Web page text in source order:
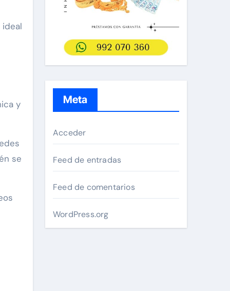
y
se
Meta
Acceder
Feed de entradas
Feed de comentarios
WordPress.org